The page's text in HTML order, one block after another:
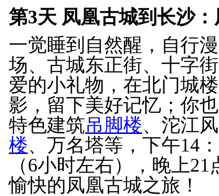
第3天 凤凰古城到长沙
一觉睡到自然醒，自行
场、古城东正街、十字
爱的小礼物，在北门城
影，留下美好记忆；你
特色建筑吊脚楼、沱江
楼、万名塔等，下午14
（6小时左右），晚上
愉快的凤凰古城之旅！